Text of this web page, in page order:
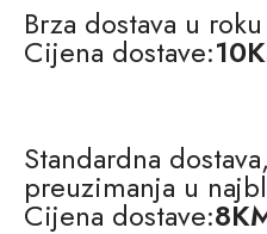
Brza dostava u
Cijena dostave:
Standardna
preuzimanja u
Cijena dostave: